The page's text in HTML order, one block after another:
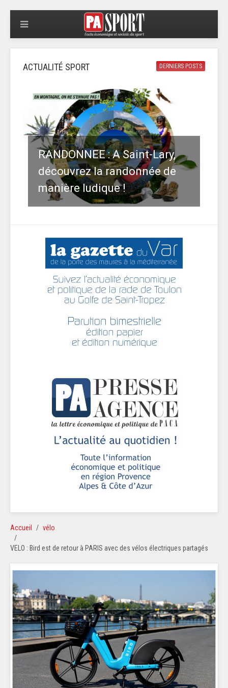
DERNIERS POSTS
ACTUALITÉ SPORT
RANDONNEE : A Saint-Lary,
découvrez la randonnée de
manière ludique !
Accueil vélo
VELO : Bird est de retour à PARIS avec des vélos électriques partagés